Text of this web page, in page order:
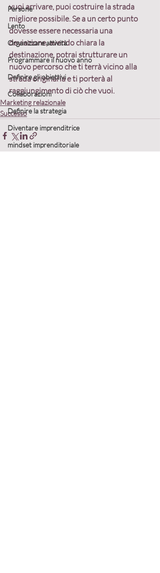
Persone
Lento
Organizzare attività
Programmare il nuovo anno
Definire gli obiettivi
Collaborazioni
Definire la strategia
Diventare imprenditrice
mindset imprenditoriale
vuoi arrivare, puoi costruire la strada
migliore possibile. Se a un certo punto
dovesse essere necessaria una
deviazione, avendo chiara la
destinazione, potrai strutturare un
nuovo percorso che ti terrà vicino alla
strada originaria e ti porterà al
raggiungimento di ciò che vuoi.
Marketing relazionale
Successo